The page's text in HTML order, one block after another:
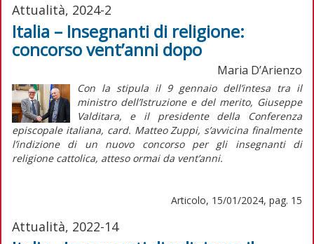
Attualità, 2024-2
Italia – Insegnanti di religione:
concorso vent’anni dopo
Maria D’Arienzo
Con la stipula il 9 gennaio dell’intesa tra il
ministro dell’Istruzione e del merito, Giuseppe
Valditara, e il presidente della Conferenza
episcopale italiana, card. Matteo Zuppi, s’avvicina finalmente
l’indizione di un nuovo concorso per gli insegnanti di
religione cattolica, atteso ormai da vent’anni.
Articolo, 15/01/2024, pag. 15
Attualità, 2022-14